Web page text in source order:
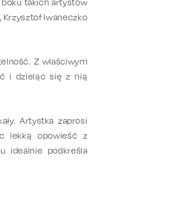
boku takich artystów
Krzysztof Iwaneczko
Z właściwym
i dzieląc się z nią
Artystka zaprosi
lekką opowieść z
idealnie podkreśla